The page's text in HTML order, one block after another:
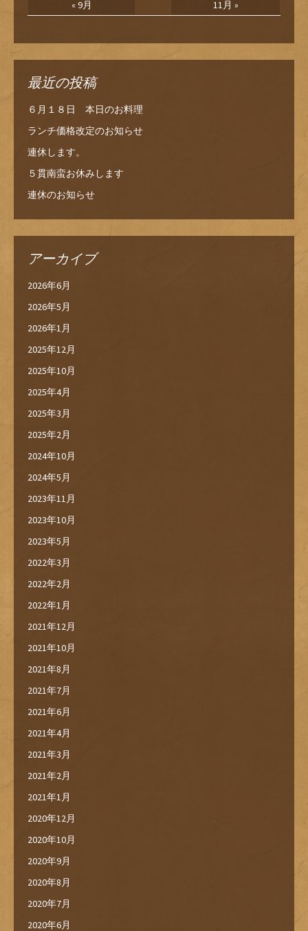
« 9月 11月 »
最近の投稿
６月１８日 本日のお料理
ランチ価格改定のお知らせ
連休します。
５貫南蛮お休みします
連休のお知らせ
アーカイブ
2026年6月
2026年5月
2026年1月
2025年12月
2025年10月
2025年4月
2025年3月
2025年2月
2024年10月
2024年5月
2023年11月
2023年10月
2023年5月
2022年3月
2022年2月
2022年1月
2021年12月
2021年10月
2021年8月
2021年7月
2021年6月
2021年4月
2021年3月
2021年2月
2021年1月
2020年12月
2020年10月
2020年9月
2020年8月
2020年7月
2020年6月